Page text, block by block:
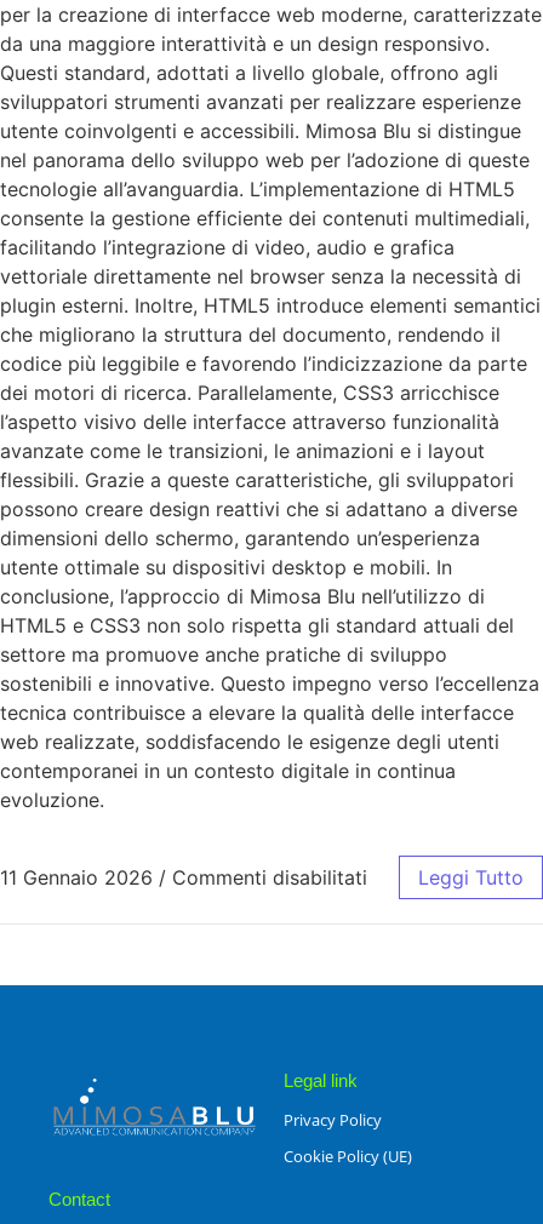
per la creazione di interfacce web moderne, caratterizzate
da una maggiore interattività e un design responsivo.
Questi standard, adottati a livello globale, offrono agli
sviluppatori strumenti avanzati per realizzare esperienze
utente coinvolgenti e accessibili. Mimosa Blu si distingue
nel panorama dello sviluppo web per l’adozione di queste
tecnologie all’avanguardia. L’implementazione di HTML5
consente la gestione efficiente dei contenuti multimediali,
facilitando l’integrazione di video, audio e grafica
vettoriale direttamente nel browser senza la necessità di
plugin esterni. Inoltre, HTML5 introduce elementi semantici
che migliorano la struttura del documento, rendendo il
codice più leggibile e favorendo l’indicizzazione da parte
dei motori di ricerca. Parallelamente, CSS3 arricchisce
l’aspetto visivo delle interfacce attraverso funzionalità
avanzate come le transizioni, le animazioni e i layout
flessibili. Grazie a queste caratteristiche, gli sviluppatori
possono creare design reattivi che si adattano a diverse
dimensioni dello schermo, garantendo un’esperienza
utente ottimale su dispositivi desktop e mobili. In
conclusione, l’approccio di Mimosa Blu nell’utilizzo di
HTML5 e CSS3 non solo rispetta gli standard attuali del
settore ma promuove anche pratiche di sviluppo
sostenibili e innovative. Questo impegno verso l’eccellenza
tecnica contribuisce a elevare la qualità delle interfacce
web realizzate, soddisfacendo le esigenze degli utenti
contemporanei in un contesto digitale in continua
evoluzione.
11 Gennaio 2026 / Commenti disabilitati Leggi Tutto
Legal link
Privacy Policy
Cookie Policy (UE)
Contact